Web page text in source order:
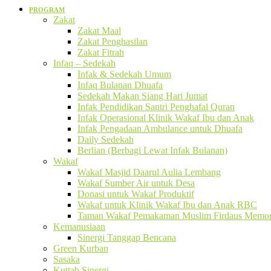
PROGRAM
Zakat
Zakat Maal
Zakat Penghasilan
Zakat Fitrah
Infaq – Sedekah
Infak & Sedekah Umum
Infaq Bulanan Dhuafa
Sedekah Makan Siang Hari Jumat
Infak Pendidikan Santri Penghafal Quran
Infak Operasional Klinik Wakaf Ibu dan Anak
Infak Pengadaan Ambulance untuk Dhuafa
Daily Sedekah
Berlian (Berbagi Lewat Infak Bulanan)
Wakaf
Wakaf Masjid Daarul Aulia Lembang
Wakaf Sumber Air untuk Desa
Donasi untuk Wakaf Produktif
Wakaf untuk Klinik Wakaf Ibu dan Anak RBC
Taman Wakaf Pemakaman Muslim Firdaus
Kemanusiaan
Sinergi Tanggap Bencana
Green Kurban
Sasaka